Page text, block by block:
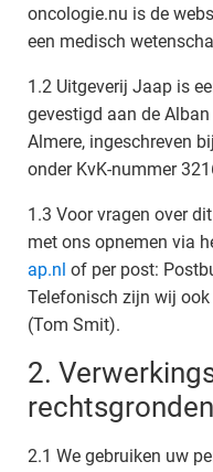
oncologie.nu is de
een medisch
1.2 Uitgeverij Jaap is
gevestigd aan de
Almere, ingeschreven
onder KvK-nummer
1.3 Voor vragen over
met ons opnemen via
ap.nl of per post:
Telefonisch zijn wij
(Tom Smit).
2.
2.1 We gebruiken uw